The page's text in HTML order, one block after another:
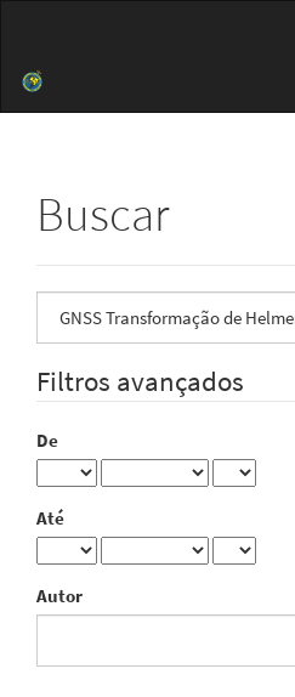
Barra
Buscar
termo
Filtros avançados
De
Até
Autor